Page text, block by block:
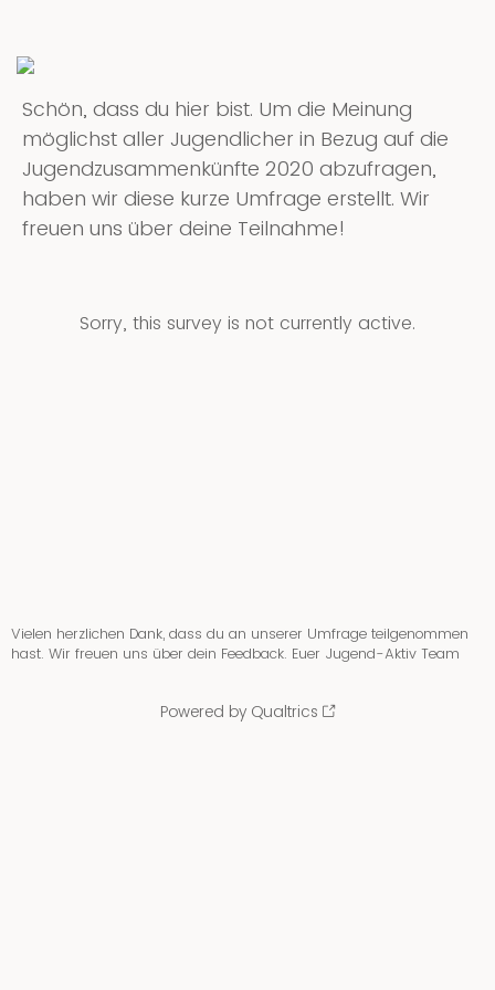
Schön, dass du hier bist. Um die Meinung
möglichst aller Jugendlicher in Bezug auf die
Jugendzusammenkünfte 2020 abzufragen,
haben wir diese kurze Umfrage erstellt. Wir
freuen uns über deine Teilnahme!
Sorry, this survey is not currently active.
Vielen herzlichen Dank, dass du an unserer Umfrage teilgenommen
hast. Wir freuen uns über dein Feedback. Euer Jugend-Aktiv Team
Powered by Qualtrics